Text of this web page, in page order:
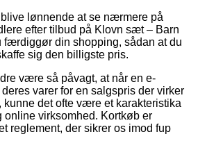
lønnende at se nærmere på
efter tilbud på Klovn sæt – Barn
færdiggør din shopping, sådan at du
sig den billigste pris.
være så påvagt, at når en e-
varer for en salgspris der virker
kunne det ofte være et karakteristika
online virksomhed. Kortkøb er
reglement, der sikrer os imod fup